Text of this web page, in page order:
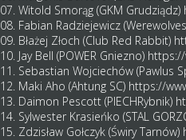
07. Witold Smorąg (GKM Grudziądz)
08. Fabian Radziejewicz
09. Błażej Złoch (Club Red Rabbit)
10. Jay Bell (POWER Gniezno)
11. Sebastian Wojciechów (Pawlus
12. Maki Aho (Ahtung SC) https://
13. Daimon Pescott (PIECHRybnik)
14. Sylwester Krasieńko (STAL
15. Zdzisław Gołczyk (Świry Tarnów)